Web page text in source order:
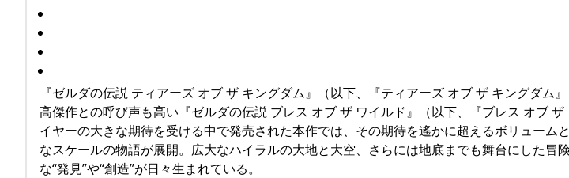
『ゼルダの伝説 ティアーズ オブ ザ キングダム』（以下、『ティアーズ オブ ザ キングダム
高傑作との呼び声も高い『ゼルダの伝説 ブレス オブ ザ ワイルド』（以下、『ブレス オブ
イヤーの大きな期待を受ける中で発売された本作では、その期待を遙かに超えるボリューム
なスケールの物語が展開。広大なハイラルの大地と大空、さらには地底までも舞台にした冒
な“発見”や“創造”が日々生まれている。